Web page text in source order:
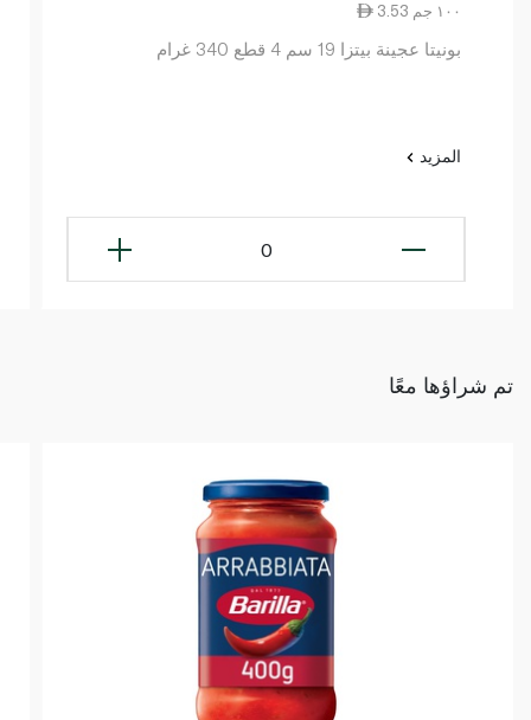
3.53 ١٠٠ جم
بونيتا عجينة بيتزا 19 سم 4 قطع 340 غرام
المزيد
0
تم شراؤها معًا